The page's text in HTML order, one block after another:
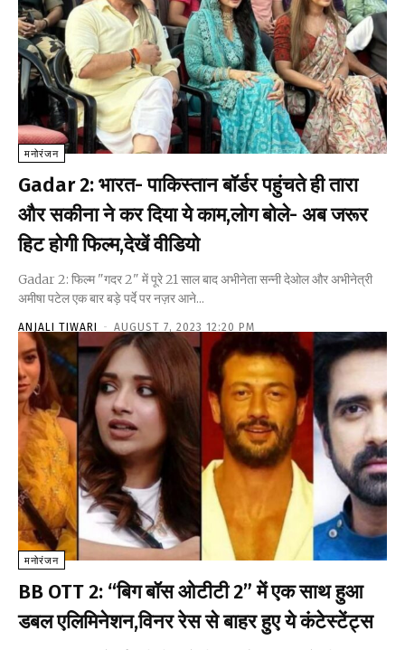
मनोरंजन
Gadar 2: भारत- पाकिस्तान बॉर्डर पहुंचते ही तारा
और सकीना ने कर दिया ये काम,लोग बोले- अब जरूर
हिट होगी फिल्म,देखें वीडियो
Gadar 2: फिल्म "गदर 2" में पूरे 21 साल बाद अभीनेता सन्नी देओल और अभीनेत्री
अमीषा पटेल एक बार बड़े पर्दे पर नज़र आने...
ANJALI TIWARI - AUGUST 7, 2023 12:20 PM
मनोरंजन
BB OTT 2: “बिग बॉस ओटीटी 2” में एक साथ हुआ
डबल एलिमिनेशन,विनर रेस से बाहर हुए ये कंटेस्टेंट्स